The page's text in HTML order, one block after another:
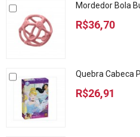
Mordedor Bola
R$36,70
Quebra Cabeca
R$26,91